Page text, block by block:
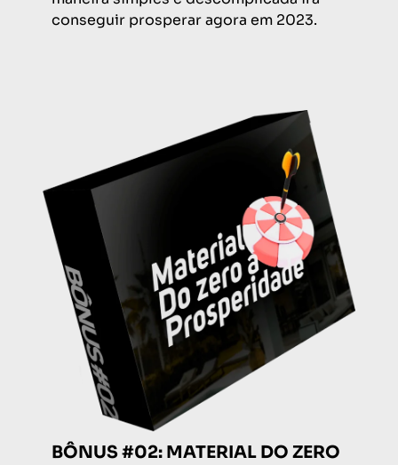
conseguir prosperar agora em 2023.
BÔNUS #02: MATERIAL DO ZERO